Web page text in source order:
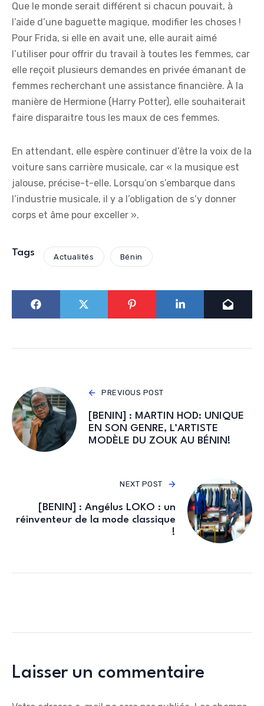
Que le monde serait différent si chacun pouvait, à
l’aide d’une baguette magique, modifier les choses !
Pour Frida, si elle en avait une, elle aurait aimé
l’utiliser pour offrir du travail à toutes les femmes, car
elle reçoit plusieurs demandes en privée émanant de
femmes recherchant une assistance financière. À la
manière de Hermione (Harry Potter), elle souhaiterait
faire disparaitre tous les maux de ces femmes.
En attendant, elle espère continuer d’être la voix de la
voiture sans carrière musicale, car « la musique est
jalouse, précise-t-elle. Lorsqu’on s’embarque dans
l’industrie musicale, il y a l’obligation de s’y donner
corps et âme pour exceller ».
Tags Actualités Bénin
PREVIOUS POST
[BENIN] : MARTIN HOD: UNIQUE
EN SON GENRE, L’ARTISTE
MODÈLE DU ZOUK AU BÉNIN!
NEXT POST
[BENIN] : Angélus LOKO : un
réinventeur de la mode classique
!
Laisser un commentaire